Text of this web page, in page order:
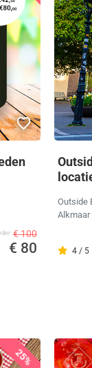
€ 100
€ 80
Outside
Alkmaar
4 / 5
25%